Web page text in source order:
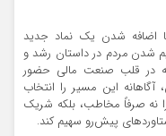
اضافه شدن یک نماد جدید
شدن مردم در داستان رشد و
در قلب صنعت مالی حضور
این مسیر را انتخاب
نه صرفاً مخاطب، بلکه شریک
پیش‌رو سهیم کند.